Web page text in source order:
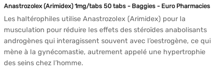
Anastrozolex (Arimidex) 1mg/tabs 50 tabs - Baggies - Euro Pharmacies
Les haltérophiles utilise Anastrozolex (Arimidex) pour la
musculation pour réduire les effets des stéroïdes anabolisants
androgènes qui interagissent souvent avec l’oestrogène, ce qui
mène à la gynécomastie, autrement appelé une hypertrophie
des seins chez l’homme.